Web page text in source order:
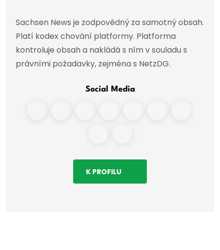
Sachsen News je zodpovědný za samotný obsah.
Platí kodex chování platformy. Platforma
kontroluje obsah a nakládá s ním v souladu s
právními požadavky, zejména s NetzDG.
Social Media
K PROFILU